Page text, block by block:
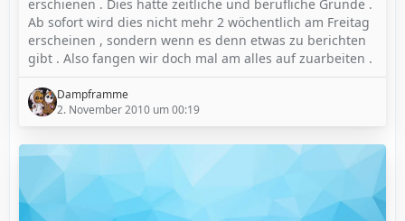
erschienen . Dies hatte zeitliche und berufliche Gründe .
Ab sofort wird dies nicht mehr 2 wöchentlich am Freitag
erscheinen , sondern wenn es denn etwas zu berichten
gibt . Also fangen wir doch mal am alles auf zuarbeiten .
Dampframme
2. November 2010 um 00:19